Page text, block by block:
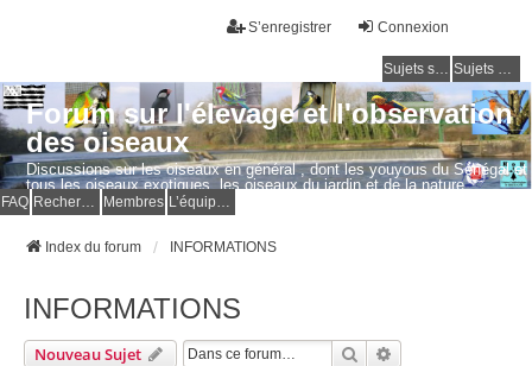
Connexion
S’enregistrer
Sujets sans réponse Sujets actifs
Forum sur l'élevage et l'observation
des oiseaux
Discussions sur les oiseaux en général , dont les youyous du Sénégal et
tous les oiseaux exotiques, les oiseaux du jardin et de la nature.
Questions, photos, expériences.
FAQ Membres
Index du forum INFORMATIONS
INFORMATIONS
Nouveau Sujet Rechercher